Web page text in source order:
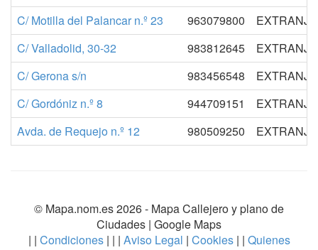
C/ Motilla del Palancar n.º 23
963079800
C/ Valladolid, 30-32
983812645
C/ Gerona s/n
983456548
C/ Gordóniz n.º 8
944709151
Avda. de Requejo n.º 12
980509250
© Mapa.nom.es 2026 - Mapa Callejero y plano de
Ciudades | Google Maps
| | Condiciones| | | Aviso Legal | Cookies | | Quienes